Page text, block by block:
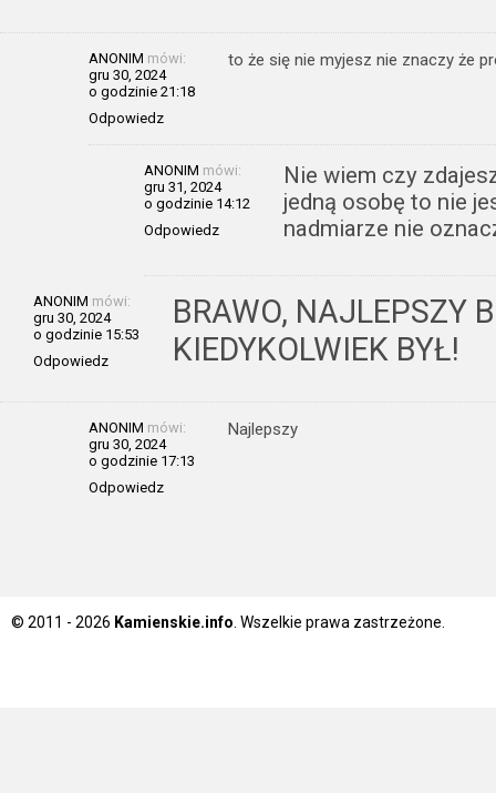
ANONIM mówi:
gru 30, 2024
o godzinie 21:18
Odpowiedz
to że się nie myjesz nie znaczy że
ANONIM mówi:
gru 31, 2024
o godzinie 14:12
Odpowiedz
Nie wiem czy
jedną osobę to nie
nadmiarze nie
ANONIM mówi:
gru 30, 2024
o godzinie 15:53
Odpowiedz
BRAWO, NAJLEPSZY
KIEDYKOLWIEK BYŁ!
ANONIM mówi:
gru 30, 2024
o godzinie 17:13
Odpowiedz
Najlepszy
© 2011 - 2026 Kamienskie.info . Wszelkie prawa zastrzeżone.